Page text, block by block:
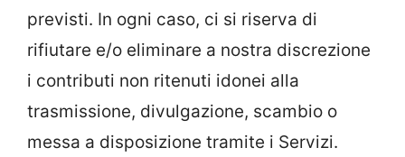
previsti. In ogni caso, ci si riserva di
rifiutare e/o eliminare a nostra discrezione
i contributi non ritenuti idonei alla
trasmissione, divulgazione, scambio o
messa a disposizione tramite i Servizi.